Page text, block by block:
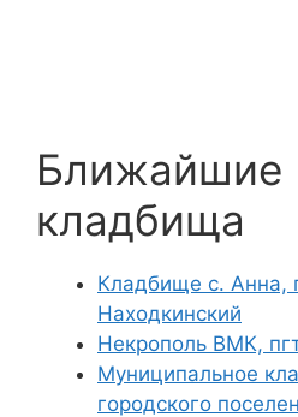
Ближайшие
кладбища
Кладбище с. Анна,
Находкинский
Некрополь ВМК,
Муниципальное
городского